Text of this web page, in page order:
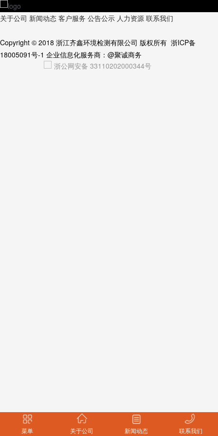
关于公司 新闻动态 客户服务 公告公示 人力资源 联系我们
Copyright © 2018 浙江齐鑫环境检测有限公司 版权所有 浙ICP备
18005091号-1 企业信息化服务商： @聚诚商务
浙公网安备 33110202000344号
菜单 关于公司 新闻动态 联系我们